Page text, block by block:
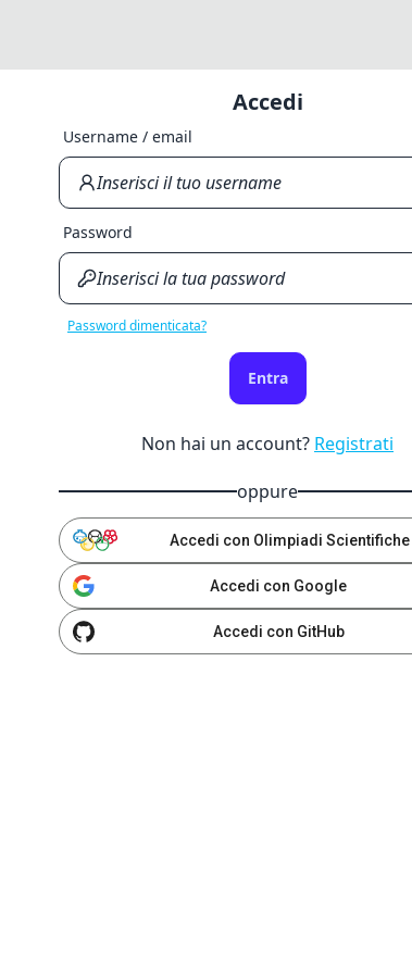
Accedi
Username / email
Password
Password dimenticata?
Entra
Non hai un account? Registrati
oppure
Accedi con Olimpiadi Scientifiche
Accedi con Google
Accedi con GitHub